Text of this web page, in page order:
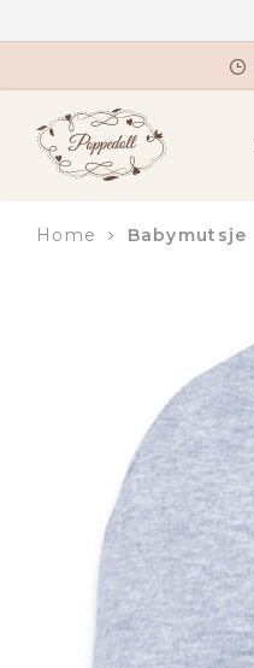
Home Babymutsje